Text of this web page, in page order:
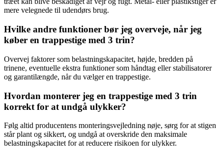
mere velegnede til udendørs brug.
Hvilke andre funktioner bør jeg overveje, når jeg
køber en trappestige med 3 trin?
Overvej faktorer som belastningskapacitet, højde, bredden på
trinene, eventuelle ekstra funktioner som håndtag eller stabilisatorer
og garantilængde, når du vælger en trappestige.
Hvordan monterer jeg en trappestige med 3 trin
korrekt for at undgå ulykker?
Følg altid producentens monteringsvejledning nøje, sørg for at stigen
står plant og sikkert, og undgå at overskride den maksimale
belastningskapacitet for at reducere risikoen for ulykker.